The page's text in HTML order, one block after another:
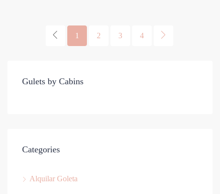
1 2 3 4
Gulets by Cabins
Categories
Alquilar Goleta